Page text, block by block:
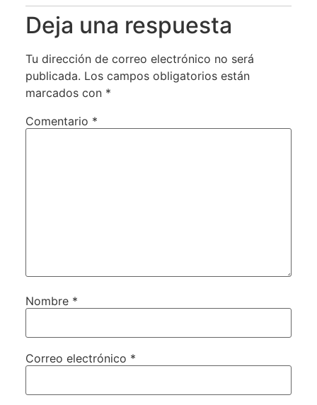
Deja una respuesta
Tu dirección de correo electrónico no será
publicada. Los campos obligatorios están
marcados con *
Comentario *
Nombre *
Correo electrónico *